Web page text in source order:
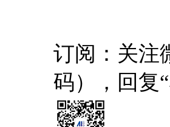
订阅：关注
码），回复